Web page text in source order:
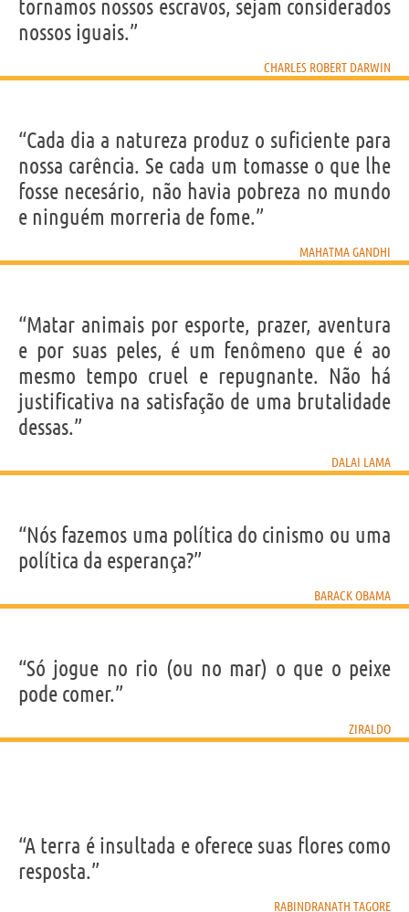
tornamos nossos escravos, sejam considerados
nossos iguais.”
CHARLES ROBERT DARWIN
“Cada dia a natureza produz o suficiente para
nossa carência. Se cada um tomasse o que lhe
fosse necesário, não havia pobreza no mundo
e ninguém morreria de fome.”
MAHATMA GANDHI
“Matar animais por esporte, prazer, aventura
e por suas peles, é um fenômeno que é ao
mesmo tempo cruel e repugnante. Não há
justificativa na satisfação de uma brutalidade
dessas.”
DALAI LAMA
“Nós fazemos uma política do cinismo ou uma
política da esperança?”
BARACK OBAMA
“Só jogue no rio (ou no mar) o que o peixe
pode comer.”
ZIRALDO
“A terra é insultada e oferece suas flores como
resposta.”
RABINDRANATH TAGORE